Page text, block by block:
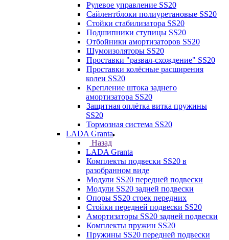
Рулевое управление SS20
Сайлентблоки полиуретановые SS20
Стойки стабилизатора SS20
Подшипники ступицы SS20
Отбойники амортизаторов SS20
Шумоизоляторы SS20
Проставки "развал-схождение" SS20
Проставки колёсные расширения
колеи SS20
Крепление штока заднего
амортизатора SS20
Защитная оплётка витка пружины
SS20
Тормозная система SS20
LADA Granta
Назад
LADA Granta
Комплекты подвески SS20 в
разобранном виде
Модули SS20 передней подвески
Модули SS20 задней подвески
Опоры SS20 стоек передних
Стойки передней подвески SS20
Амортизаторы SS20 задней подвески
Комплекты пружин SS20
Пружины SS20 передней подвески